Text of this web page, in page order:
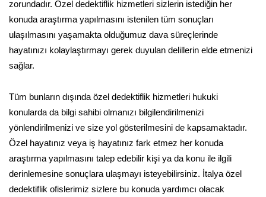
zorundadır. Özel dedektiflik hizmetleri sizlerin istediğin her
konuda araştırma yapılmasını istenilen tüm sonuçları
ulaşılmasını yaşamakta olduğumuz dava süreçlerinde
hayatınızı kolaylaştırmayı gerek duyulan delillerin elde etmenizi
sağlar.
Tüm bunların dışında özel dedektiflik hizmetleri hukuki
konularda da bilgi sahibi olmanızı bilgilendirilmenizi
yönlendirilmenizi ve size yol gösterilmesini de kapsamaktadır.
Özel hayatınız veya iş hayatınız fark etmez her konuda
araştırma yapılmasını talep edebilir kişi ya da konu ile ilgili
derinlemesine sonuçlara ulaşmayı isteyebilirsiniz. İtalya özel
dedektiflik ofislerimiz sizlere bu konuda yardımcı olacak